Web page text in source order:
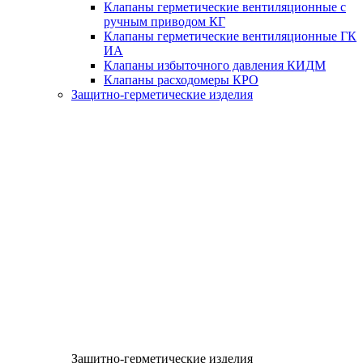
Клапаны герметические вентиляционные с
ручным приводом КГ
Клапаны герметические вентиляционные ГК
ИА
Клапаны избыточного давления КИДМ
Клапаны расходомеры КРО
Защитно-герметические изделия
Защитно-герметические изделия